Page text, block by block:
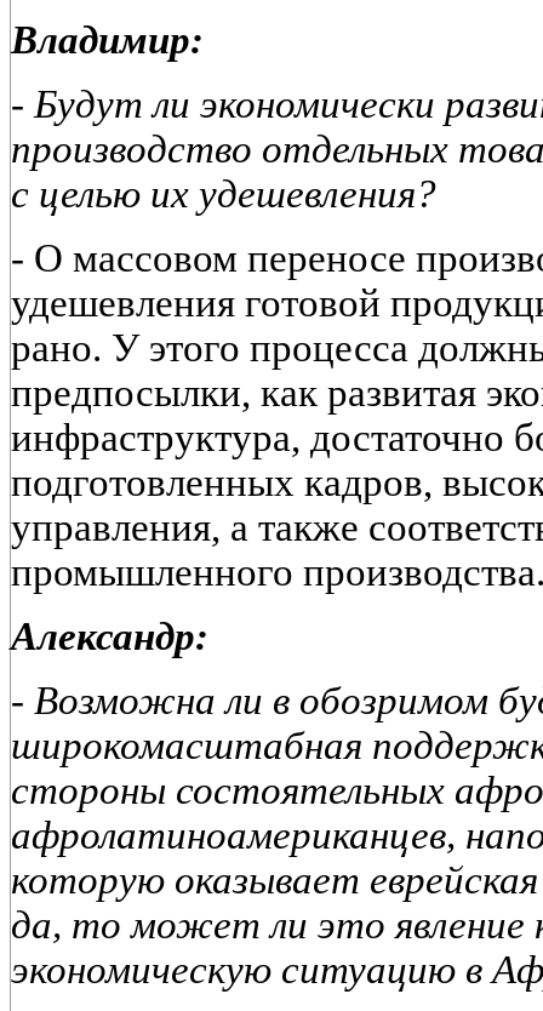
Владимир:
- Будут ли экономически
производство отдельных
с целью их удешевления?
- О массовом переносе
удешевления готовой
рано. У этого процесса
предпосылки, как развитая
инфраструктура, достаточно
подготовленных кадров,
управления, а также
промышленного
Александр:
- Возможна ли в обозримом
широкомасштабная
стороны состоятельных
афролатиноамериканцев,
которую оказывает
да, то может ли это явление
экономическую ситуацию в